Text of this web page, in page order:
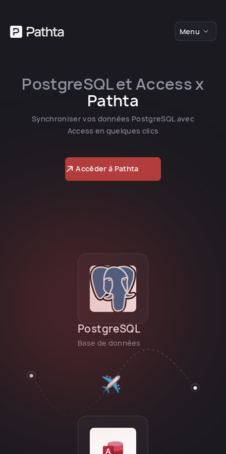
Menu
PostgreSQL et Access x
Pathta
Synchroniser vos données PostgreSQL avec
Access en quelques clics
Accéder à Pathta
PostgreSQL
Base de données